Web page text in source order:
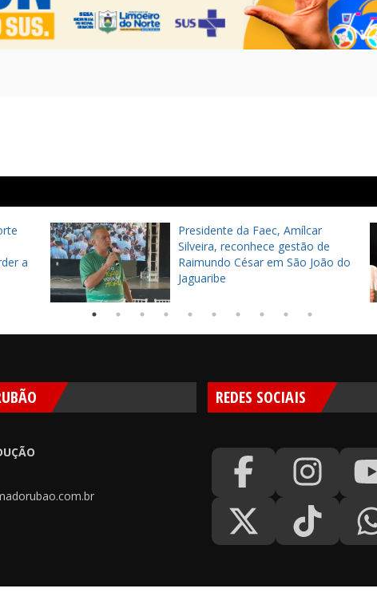
a
Presidente da Faec, Amílcar
Silveira, reconhece gestão de
Raimundo César em São João do
Jaguaribe
REDES SOCIAIS